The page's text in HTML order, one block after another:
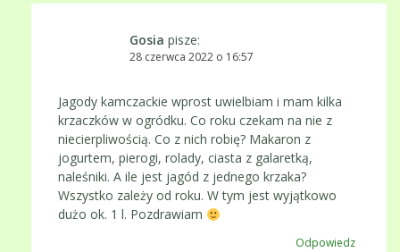
Gosia pisze:
28 czerwca 2022 o 16:57
Jagody kamczackie wprost uwielbiam i mam kilka
krzaczków w ogródku. Co roku czekam na nie z
niecierpliwością. Co z nich robię? Makaron z
jogurtem, pierogi, rolady, ciasta z galaretką,
naleśniki. A ile jest jagód z jednego krzaka?
Wszystko zależy od roku. W tym jest wyjątkowo
dużo ok. 1 l. Pozdrawiam
Odpowiedz